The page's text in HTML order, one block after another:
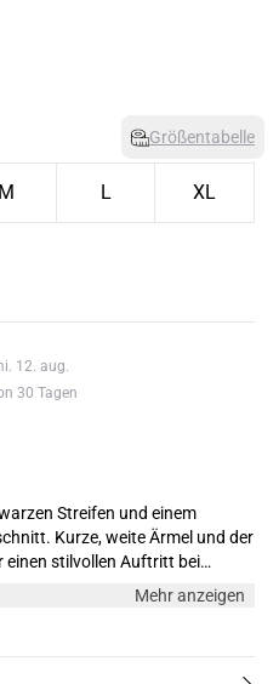
Größentabelle
M L XL
12. aug.
30 Tagen
Streifen und einem
Kurze, weite Ärmel und der
einen stilvollen Auftritt bei
Mehr anzeigen